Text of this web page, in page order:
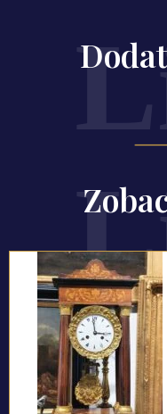
ZOBACZ PRODUKT